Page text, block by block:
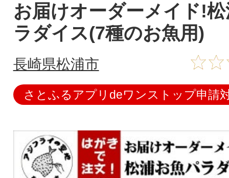
お届けオーダーメイド!
ラダイス(7種のお魚用)
長崎県松浦市
さとふるアプリdeワンストップ申請